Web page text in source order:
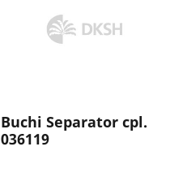
Buchi Separator cpl.
036119